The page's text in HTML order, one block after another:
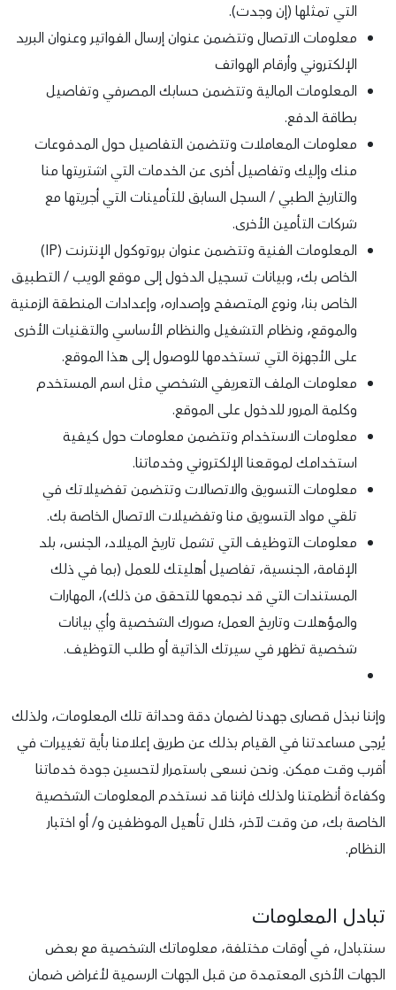
التي تمثلها (إن وجدت).
معلومات الاتصال وتتضمن عنوان إرسال الفواتير وعنوان البريد
الإلكتروني وأرقام الهواتف
المعلومات المالية وتتضمن حسابك المصرفي وتفاصيل
بطاقة الدفع.
معلومات المعاملات وتتضمن التفاصيل حول المدفوعات
منك وإليك وتفاصيل أخرى عن الخدمات التي اشتريتها منا
والتاريخ الطبي / السجل السابق للتأمينات التي أجريتها مع
شركات التأمين الأخرى.
المعلومات الفنية وتتضمن عنوان بروتوكول الإنترنت (IP)
الخاص بك، وبيانات تسجيل الدخول إلى موقع الويب / التطبيق
الخاص بنا، ونوع المتصفح وإصداره، وإعدادات المنطقة الزمنية
والموقع، ونظام التشغيل والنظام الأساسي والتقنيات الأخرى
على الأجهزة التي تستخدمها للوصول إلى هذا الموقع.
معلومات الملف التعريفي الشخصي مثل اسم المستخدم
وكلمة المرور للدخول على الموقع.
معلومات الاستخدام وتتضمن معلومات حول كيفية
استخدامك لموقعنا الإلكتروني وخدماتنا.
معلومات التسويق والاتصالات وتتضمن تفضيلاتك في
تلقي مواد التسويق منا وتفضيلات الاتصال الخاصة بك.
معلومات التوظيف التي تشمل تاريخ الميلاد، الجنس، بلد
الإقامة، الجنسية، تفاصيل أهليتك للعمل (بما في ذلك
المستندات التي قد نجمعها للتحقق من ذلك)، المهارات
والمؤهلات وتاريخ العمل؛ صورك الشخصية وأي بيانات
شخصية تظهر في سيرتك الذاتية أو طلب التوظيف.
وإننا نبذل قصارى جهدنا لضمان دقة وحداثة تلك المعلومات، ولذلك
يُرجى مساعدتنا في القيام بذلك عن طريق إعلامنا بأية تغييرات في
أقرب وقت ممكن. ونحن نسعى باستمرار لتحسين جودة خدماتنا
وكفاءة أنظمتنا ولذلك فإننا قد نستخدم المعلومات الشخصية
الخاصة بك، من وقت لآخر، خلال تأهيل الموظفين و/ أو اختبار
النظام.
تبادل المعلومات
سنتبادل، في أوقات مختلفة، معلوماتك الشخصية مع بعض
الجهات الأخرى المعتمدة من قبل الجهات الرسمية لأغراض ضمان